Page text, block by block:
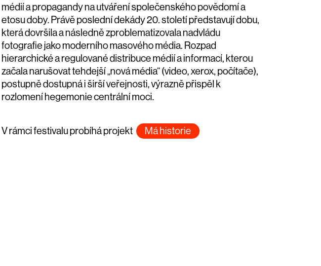
médií a propagandy na utváření společenského povědomí a
etosu doby. Právě poslední dekády 20. století představují dobu,
která dovršila a následně zproblematizovala nadvládu
fotografie jako moderního masového média. Rozpad
hierarchické a regulované distribuce médií a informací, kterou
začala narušovat tehdejší „nová média“ (video, xerox, počítače),
postupně dostupná i širší veřejnosti, výrazně přispěl k
rozlomení hegemonie centrální moci.
V rámci festivalu probíhá projekt Má historie